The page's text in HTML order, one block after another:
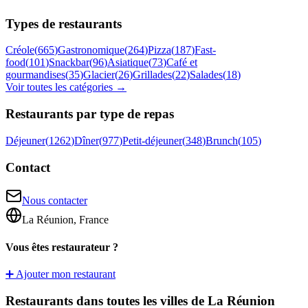
Types de restaurants
Créole(665)Gastronomique(264)Pizza(187)Fast-
food(101)Snackbar(96)Asiatique(73)Café et
gourmandises(35)Glacier(26)Grillades(22)Salades(18)
Voir toutes les catégories →
Restaurants par type de repas
Déjeuner(1262)Dîner(977)Petit-déjeuner(348)Brunch(105)
Contact
Nous contacter
La Réunion, France
Vous êtes restaurateur ?
➕ Ajouter mon restaurant
Restaurants dans toutes les villes de La Réunion